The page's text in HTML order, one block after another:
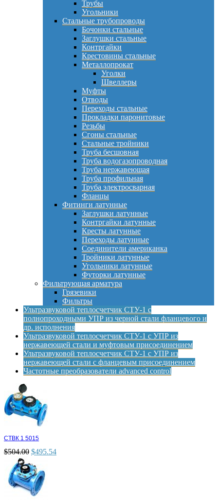
Трубы
Угольники
Стальные трубопроводы
Бочонки стальные
Заглушки стальные
Контргайки
Крестовины стальные
Металлопрокат
Уголки
Швеллеры
Муфты
Отводы
Переходы стальные
Прокладки паронитовые
Резьбы
Сгоны стальные
Стальные тройники
Труба бесшовная
Труба водогазопроводная
Труба нержавеющая
Труба профильная
Труба электросварная
Фланцы
Фитинги латунные
Заглушки латунные
Контргайки латунные
Кресты латунные
Переходы латунные
Соединители американка
Тройники латунные
Угольники латунные
Футорки латунные
Фильтрующая арматура
Грязевики
Фильтры
Ультразвуковой теплосчетчик СТУ-1 с
полнопроходными УПР из черной стали фланцевого и
др. исполнения
Ультразвуковой теплосчетчик СТУ-1 с УПР из
нержавеющей стали и муфтовым присоединением
Ультразвуковой теплосчетчик СТУ-1 с УПР из
нержавеющей стали с фланцевым присоединением
Частотные преобразователи advanced control
СТВК 1 5015
$504.00 $495.54